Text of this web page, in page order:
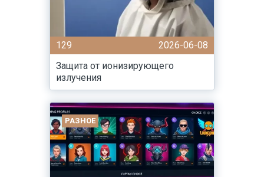
129
2026-06-08
Защита от ионизирующего
излучения
РАЗНОЕ